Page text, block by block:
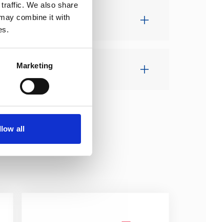
We also share
combine it with
Marketing
all